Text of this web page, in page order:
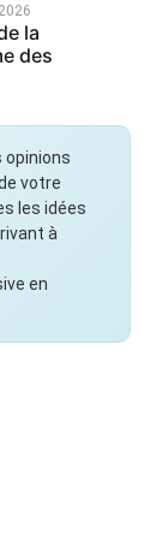
la
des
votre
les idées
à
en